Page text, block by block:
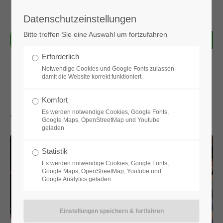
Anmelden
|Lost your password?
Aktuelle News & Bilder
Datenschutzeinstellungen
Bitte treffen Sie eine Auswahl um fortzufahren
Erforderlich
Notwendige Cookies und Google Fonts zulassen
damit die Website korrekt funktioniert
Komfort
Es werden notwendige Cookies, Google Fonts,
Google Maps, OpenStreetMap und Youtube
geladen
Statistik
Es werden notwendige Cookies, Google Fonts,
Google Maps, OpenStreetMap, Youtube und
Google Analytics geladen